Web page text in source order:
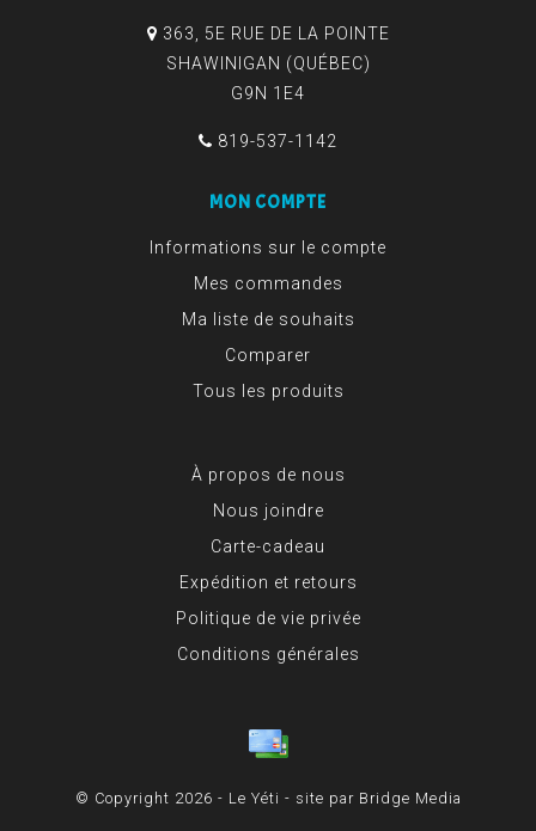
363, 5E RUE DE LA POINTE
SHAWINIGAN (QUÉBEC)
G9N 1E4
819-537-1142
MON COMPTE
Informations sur le compte
Mes commandes
Ma liste de souhaits
Comparer
Tous les produits
À propos de nous
Nous joindre
Carte-cadeau
Expédition et retours
Politique de vie privée
Conditions générales
© Copyright 2026 - Le Yéti - site par Bridge Media